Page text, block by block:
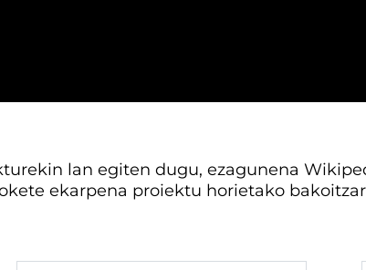
lan egiten dugu, ezagunena
ekarpena proiektu horietako